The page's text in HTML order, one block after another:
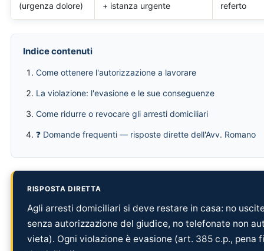
(urgenza dolore)
+ istanza urgente
referto
Indice contenuti
Come ottenere l'autorizzazione a lavorare
La violazione: l'evasione e le sue conseguenze
Come ridurre o revocare gli arresti domiciliari
❓ Domande frequenti — risposte dirette dell'Avv. Romano
RISPOSTA DIRETTA
Agli arresti domiciliari si deve restare in casa: no
senza autorizzazione del giudice, no telefonate non
vieta). Ogni violazione è evasione (art. 385 c.p., pena